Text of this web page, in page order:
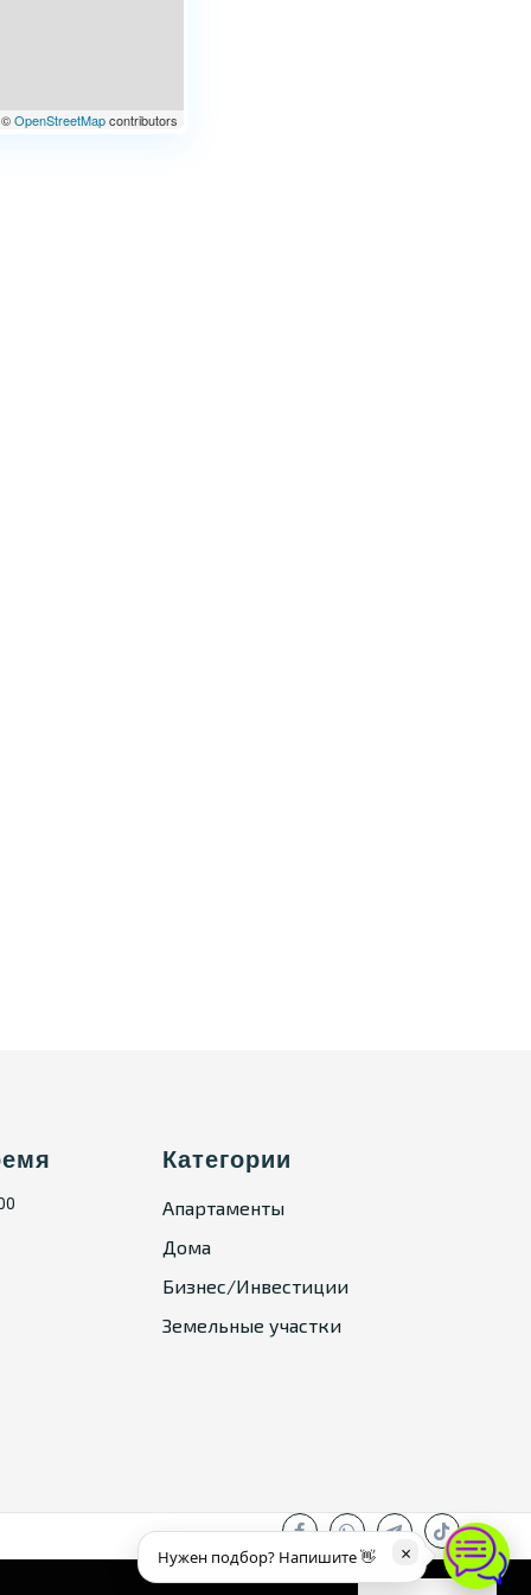
©OpenStreetMapcontributors
Категории
Апартаменты
Дома
Бизнес/Инвестиции
Земельные участки
×
Нужен подбор? Напишите 👋